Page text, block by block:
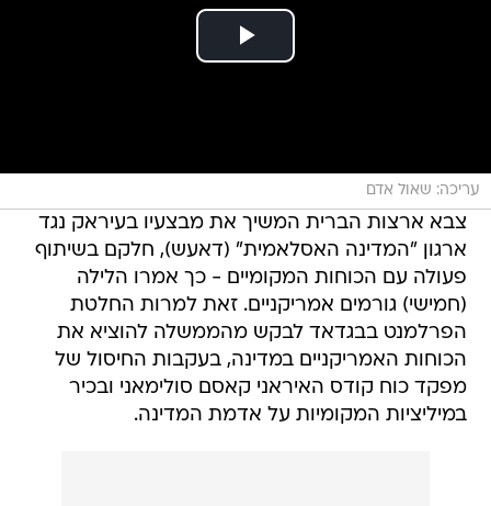
עריכה: שאול אדם
צבא ארצות הברית המשיך את מבצעיו בעיראק נגד
ארגון "המדינה האסלאמית" (דאעש), חלקם בשיתוף
פעולה עם הכוחות המקומיים - כך אמרו הלילה
(חמישי) גורמים אמריקניים. זאת למרות החלטת
הפרלמנט בבגדאד לבקש מהממשלה להוציא את
הכוחות האמריקניים במדינה, בעקבות החיסול של
מפקד כוח קודס האיראני קאסם סולימאני ובכיר
במיליציות המקומיות על אדמת המדינה.